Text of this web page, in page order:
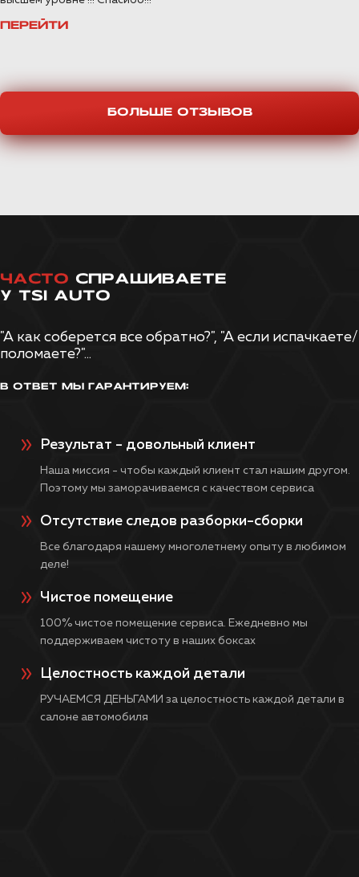
ПЕРЕЙТИ
БОЛЬШЕ ОТЗЫВОВ
ЧАСТО СПРАШИВАЕТЕ
У TSI AUTO
"А как соберется все обратно?", "А если испачкаете/
поломаете?"...
В ОТВЕТ МЫ ГАРАНТИРУЕМ:
Результат - довольный клиент
Наша миссия - чтобы каждый клиент стал нашим другом.
Поэтому мы заморачиваемся с качеством сервиса
Отсутствие следов разборки-сборки
Все благодаря нашему многолетнему опыту в любимом
деле!
Чистое помещение
100% чистое помещение сервиса. Ежедневно мы
поддерживаем чистоту в наших боксах
Целостность каждой детали
РУЧАЕМСЯ ДЕНЬГАМИ за целостность каждой детали в
салоне автомобиля